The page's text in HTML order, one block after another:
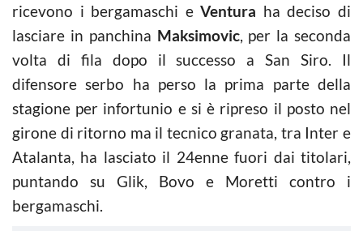
ricevono i bergamaschi eVentura ha deciso di
lasciare in panchina Maksimovic, per la seconda
volta di fila dopo il successo a San Siro. Il
difensore serbo ha perso la prima parte della
stagione per infortunio e si è ripreso il posto nel
girone di ritorno ma il tecnico granata, tra Inter e
Atalanta, ha lasciato il 24enne fuori dai titolari,
puntando su Glik, Bovo e Moretti contro i
bergamaschi.